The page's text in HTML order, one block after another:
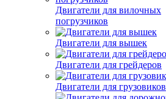
Двигатели для вилочных
погрузчиков
Двигатели для вышек
Двигатели для грейдеров
Двигатели для грузовиков